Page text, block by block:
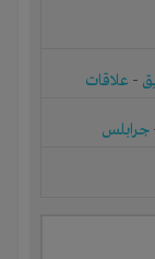
- علاقات
جرابلس